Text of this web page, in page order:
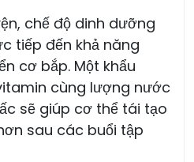
chế độ dinh dưỡng
tiếp đến khả năng
cơ bắp. Một khẩu
cùng lượng nước
sẽ giúp cơ thể tái tạo
sau các buổi tập